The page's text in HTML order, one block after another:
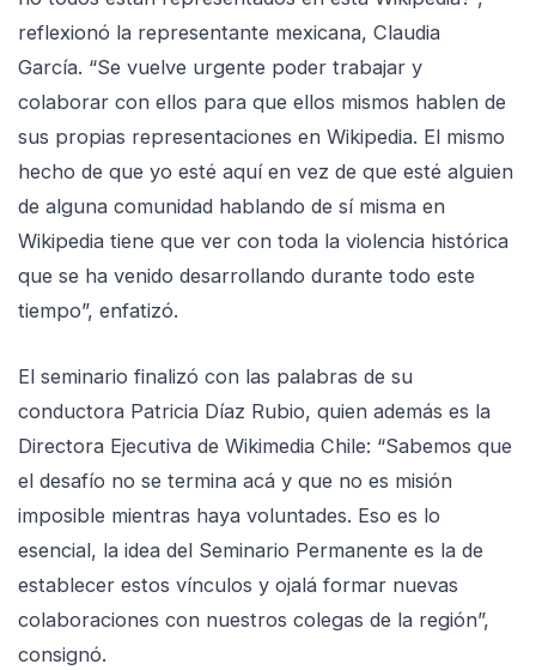
reflexionó la representante mexicana, Claudia
García. “Se vuelve urgente poder trabajar y
colaborar con ellos para que ellos mismos hablen de
sus propias representaciones en Wikipedia. El mismo
hecho de que yo esté aquí en vez de que esté alguien
de alguna comunidad hablando de sí misma en
Wikipedia tiene que ver con toda la violencia histórica
que se ha venido desarrollando durante todo este
tiempo”, enfatizó.
El seminario finalizó con las palabras de su
conductora Patricia Díaz Rubio, quien además es la
Directora Ejecutiva de Wikimedia Chile: “Sabemos que
el desafío no se termina acá y que no es misión
imposible mientras haya voluntades. Eso es lo
esencial, la idea del Seminario Permanente es la de
establecer estos vínculos y ojalá formar nuevas
colaboraciones con nuestros colegas de la región”,
consignó.